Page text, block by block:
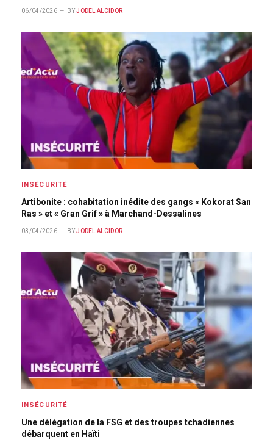
06/04/2026 BY JODEL ALCIDOR
INSÉCURITÉ
Artibonite : cohabitation inédite des gangs « Kokorat San
Ras » et « Gran Grif » à Marchand-Dessalines
03/04/2026 BY JODEL ALCIDOR
INSÉCURITÉ
Une délégation de la FSG et des troupes tchadiennes
débarquent en Haïti